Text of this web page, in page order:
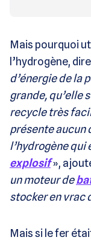
Mais pourquoi
l’hydrogène,
d’énergie de la
grande, qu’elle
recycle très
présente aucun
l’hydrogène qui
explosif»,
un moteur de
stocker en vrac
Mais si le fer